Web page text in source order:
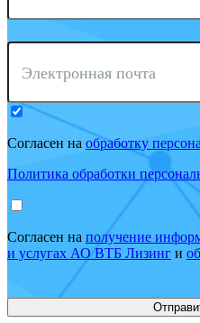
Электронная почта
Согласен на обработку
Политика обработки
Согласен на получение
и услугах АО ВТБ Лизинг и